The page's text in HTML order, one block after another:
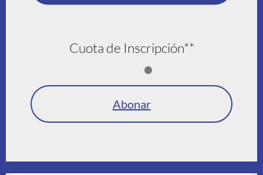
Cuota de Inscripción**
Abonar